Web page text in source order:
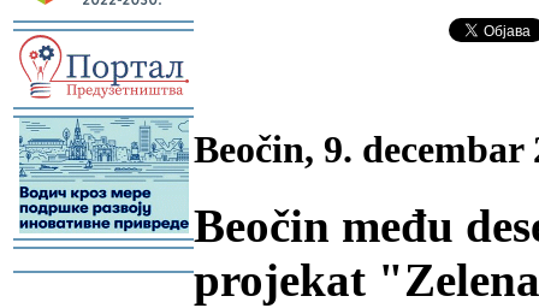
-
-
-
Beočin, 9. decembar
Beočin među
projekat